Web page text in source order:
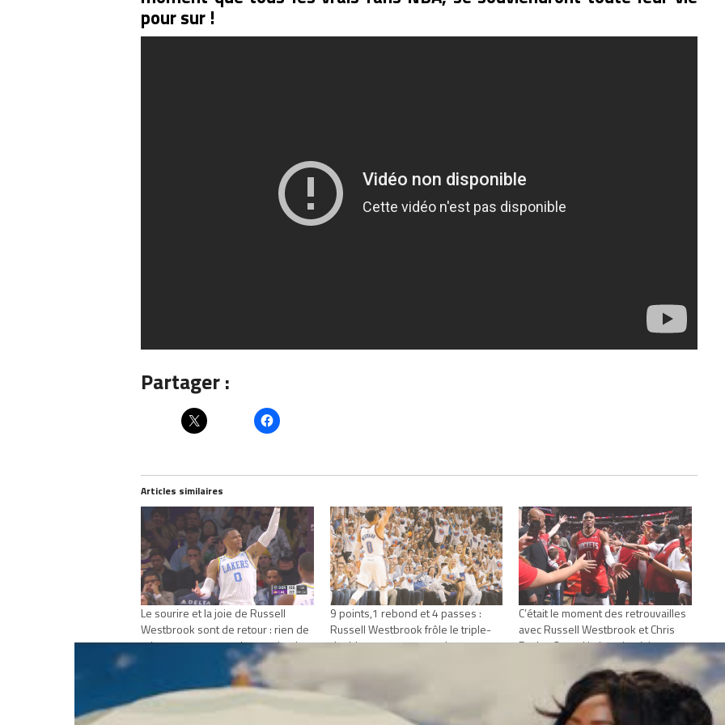
pour sur !
Partager :
Articles similaires
Le sourire et la joie de Russell
Westbrook sont de retour : rien de
tel pour commencer la semaine !
9 points,1 rebond et 4 passes :
Russell Westbrook frôle le triple-
double pour son retour !
C’était le moment des retrouvailles
avec Russell Westbrook et Chris
Paul: « Quand je joue je n’ai pas
octobre 29, 2019
Dans "Actualités"